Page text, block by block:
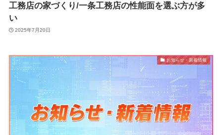
工務店の家づくり/一条工務店の性能面を選ぶ方が多
い
2025年7月20日
お知らせ・新着情報